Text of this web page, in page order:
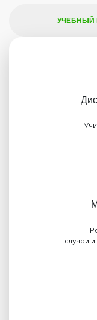
УЧЕБНЫЙ
случаи